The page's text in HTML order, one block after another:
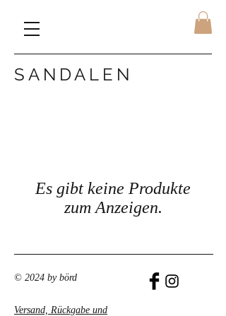
SANDALEN
Es gibt keine Produkte
zum Anzeigen.
© 2024 by börd
Versand, Rückgabe und